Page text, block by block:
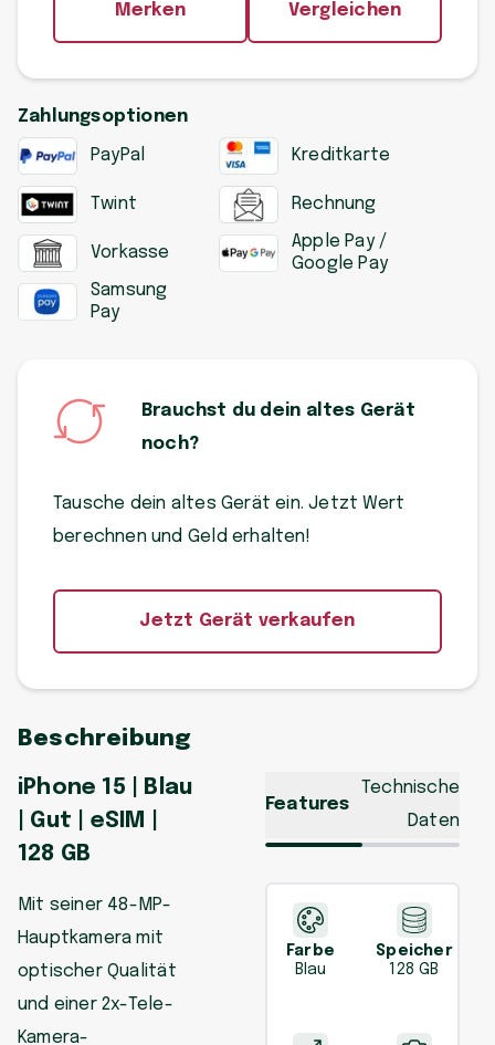
Merken Vergleichen
Zahlungsoptionen
PayPal Kreditkarte
Twint Rechnung
Vorkasse
Apple Pay /
Google Pay
Samsung
Pay
Brauchst du dein altes Gerät
noch?
Tausche dein altes Gerät ein. Jetzt Wert
berechnen und Geld erhalten!
Jetzt Gerät verkaufen
Beschreibung
iPhone 15 | Blau
| Gut | eSIM |
128 GB
Mit seiner 48-MP-
Hauptkamera mit
optischer Qualität
und einer 2x-Tele-
Kamera-
Features
Technische
Daten
Farbe
Blau
Speicher
128 GB